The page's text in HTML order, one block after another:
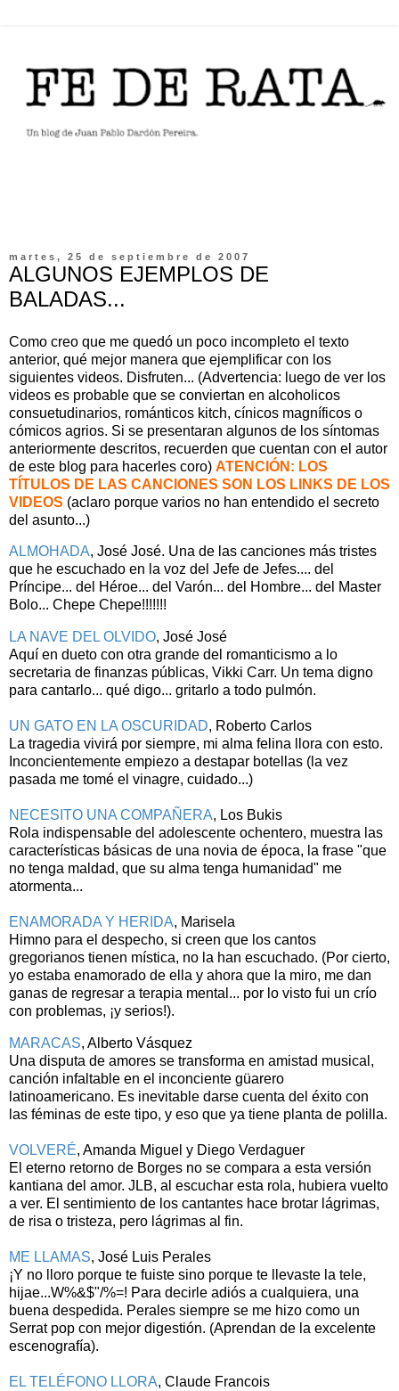
martes, 25 de septiembre de 2007
ALGUNOS EJEMPLOS DE
BALADAS...
Como creo que me quedó un poco incompleto el texto
anterior, qué mejor manera que ejemplificar con los
siguientes videos. Disfruten... (Advertencia: luego de ver los
videos es probable que se conviertan en alcoholicos
consuetudinarios, románticos kitch, cínicos magníficos o
cómicos agrios. Si se presentaran algunos de los síntomas
anteriormente descritos, recuerden que cuentan con el autor
de este blog para hacerles coro) ATENCIÓN: LOS
TÍTULOS DE LAS CANCIONES SON LOS LINKS DE LOS
VIDEOS (aclaro porque varios no han entendido el secreto
del asunto...)
ALMOHADA, José José. Una de las canciones más tristes
que he escuchado en la voz del Jefe de Jefes.... del
Príncipe... del Héroe... del Varón... del Hombre... del Master
Bolo... Chepe Chepe!!!!!!!
LA NAVE DEL OLVIDO, José José
Aquí en dueto con otra grande del romanticismo a lo
secretaria de finanzas públicas, Vikki Carr. Un tema digno
para cantarlo... qué digo... gritarlo a todo pulmón.
UN GATO EN LA OSCURIDAD, Roberto Carlos
La tragedia vivirá por siempre, mi alma felina llora con esto.
Inconcientemente empiezo a destapar botellas (la vez
pasada me tomé el vinagre, cuidado...)
NECESITO UNA COMPAÑERA, Los Bukis
Rola indispensable del adolescente ochentero, muestra las
características básicas de una novia de época, la frase "que
no tenga maldad, que su alma tenga humanidad" me
atormenta...
ENAMORADA Y HERIDA, Marisela
Himno para el despecho, si creen que los cantos
gregorianos tienen mística, no la han escuchado. (Por cierto,
yo estaba enamorado de ella y ahora que la miro, me dan
ganas de regresar a terapia mental... por lo visto fui un crío
con problemas, ¡y serios!).
MARACAS, Alberto Vásquez
Una disputa de amores se transforma en amistad musical,
canción infaltable en el inconciente güarero
latinoamericano. Es inevitable darse cuenta del éxito con
las féminas de este tipo, y eso que ya tiene planta de polilla.
VOLVERÉ, Amanda Miguel y Diego Verdaguer
El eterno retorno de Borges no se compara a esta versión
kantiana del amor. JLB, al escuchar esta rola, hubiera vuelto
a ver. El sentimiento de los cantantes hace brotar lágrimas,
de risa o tristeza, pero lágrimas al fin.
ME LLAMAS, José Luis Perales
¡Y no lloro porque te fuiste sino porque te llevaste la tele,
hijae...W%&$"/%=! Para decirle adiós a cualquiera, una
buena despedida. Perales siempre se me hizo como un
Serrat pop con mejor digestión. (Aprendan de la excelente
escenografía).
EL TELÉFONO LLORA, Claude Francois